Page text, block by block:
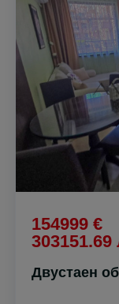
154999 €
303151.69
Двустаен